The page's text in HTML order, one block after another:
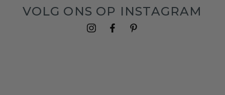
VOLG ONS OP INSTAGRAM